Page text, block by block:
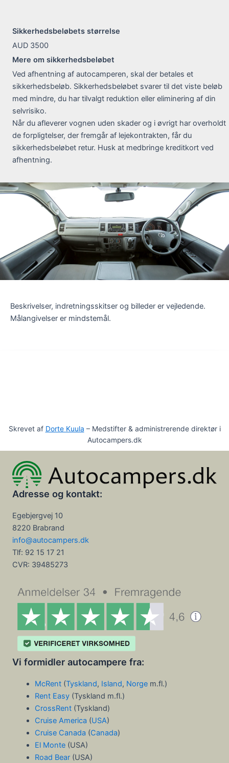
Sikkerhedsbeløbets størrelse
AUD 3500
Mere om sikkerhedsbeløbet
Ved afhentning af autocamperen, skal der betales et
sikkerhedsbeløb. Sikkerhedsbeløbet svarer til det viste beløb
med mindre, du har tilvalgt reduktion eller eliminering af din
selvrisiko.
Når du afleverer vognen uden skader og i øvrigt har overholdt
de forpligtelser, der fremgår af lejekontrakten, får du
sikkerhedsbeløbet retur. Husk at medbringe kreditkort ved
afhentning.
Beskrivelser, indretningsskitser og billeder er vejledende.
Målangivelser er mindstemål.
Skrevet af Dorte Kuula – Medstifter & administrerende direktør i
Autocampers.dk
Adresse og kontakt:
Egebjergvej 10
8220 Brabrand
info@autocampers.dk
Tlf: 92 15 17 21
CVR: 39485273
Vi formidler autocampere fra:
McRent(Tyskland, Island, Norgem.fl.)
Rent Easy(Tyskland m.fl.)
CrossRent(Tyskland)
Cruise America (USA)
Cruise Canada (Canada)
El Monte(USA)
Road Bear(USA)